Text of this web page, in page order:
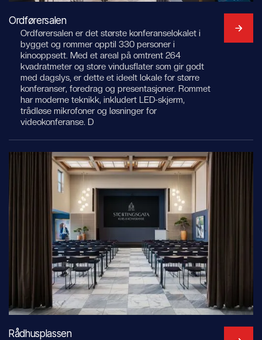
Ordførersalen
Ordførersalen er det største konferanselokalet i
bygget og rommer opptil 330 personer i
kinooppsett. Med et areal på omtrent 264
kvadratmeter og store vindusflater som gir godt
med dagslys, er dette et ideelt lokale for større
konferanser, foredrag og presentasjoner. Rommet
har moderne teknikk, inkludert LED-skjerm,
trådløse mikrofoner og løsninger for
videokonferanse. D
Rådhusplassen